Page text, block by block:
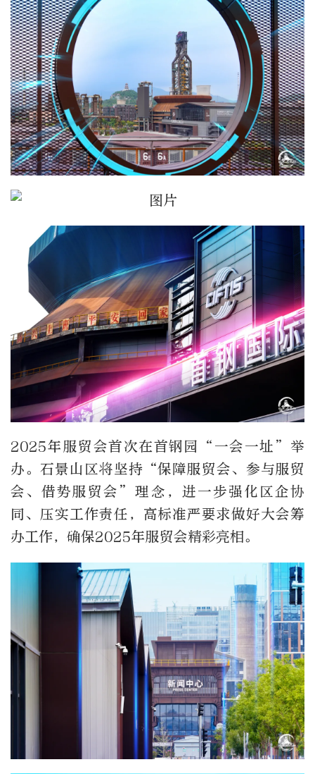
2025年服贸会首次在首钢园“一会一址”举
办。石景山区将坚持“保障服贸会、参与服贸
会、借势服贸会”理念，进一步强化区企协
同、压实工作责任，高标准严要求做好大会筹
办工作，确保2025年服贸会精彩亮相。